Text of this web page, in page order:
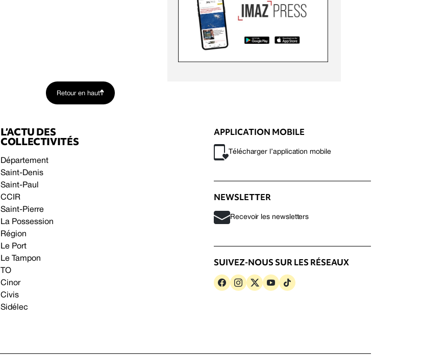
Retour en haut
L’ACTU DES
COLLECTIVITÉS
Département
Saint-Denis
Saint-Paul
CCIR
Saint-Pierre
La Possession
Région
Le Port
Le Tampon
TO
Cinor
Civis
Sidélec
APPLICATION MOBILE
Télécharger l’application mobile
NEWSLETTER
Recevoir les newsletters
SUIVEZ-NOUS SUR LES RÉSEAUX